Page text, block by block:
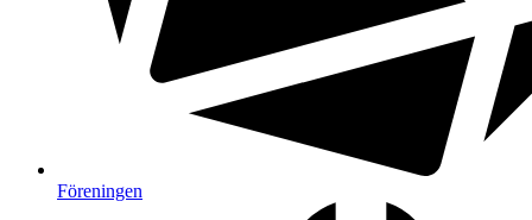
Föreningen